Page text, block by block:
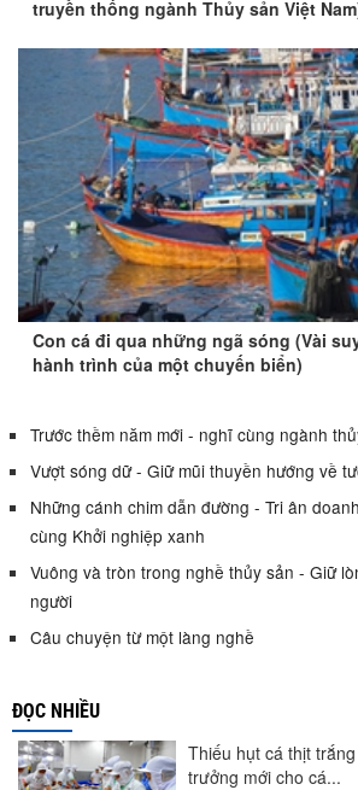
truyền thống ngành Thủy sản Việt
Con cá đi qua những ngã sóng (Vài
hành trình của một chuyến biển)
Trước thềm năm mới - nghĩ cùng ngành
Vượt sóng dữ - Giữ mũi thuyền hướng về
Những cánh chim dẫn đường - Tri ân
cùng Khởi nghiệp xanh
Vuông và tròn trong nghề thủy sản - Giữ
người
Câu chuyện từ một làng nghề
ĐỌC NHIỀU
Thiếu hụt cá thịt
trưởng mới cho cá...